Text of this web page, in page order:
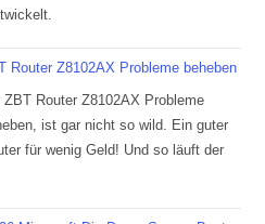
Router Z8102AX Probleme beheben
ZBT Router Z8102AX Probleme
ist gar nicht so wild. Ein guter
für wenig Geld! Und so läuft der